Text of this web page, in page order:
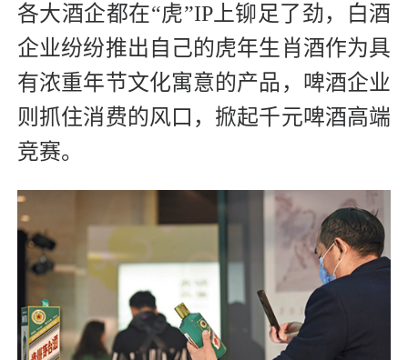
各大酒企都在“虎”IP上铆足了劲，白酒
企业纷纷推出自己的虎年生肖酒作为具
有浓重年节文化寓意的产品，啤酒企业
则抓住消费的风口，掀起千元啤酒高端
竞赛。